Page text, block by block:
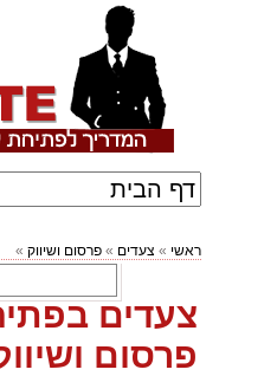
ראשי » צעדים » פרסום ושיווק »
צעדים
פרסום